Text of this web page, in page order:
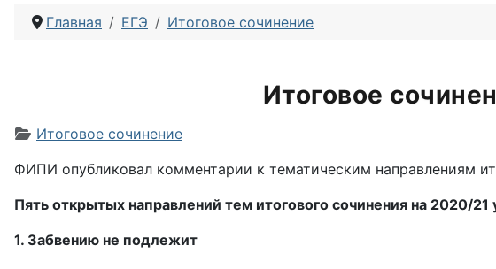
Главная ЕГЭ Итоговое сочинение
Итоговое
Информация о материале
Итоговое сочинение
ФИПИ опубликовал комментарии к тематическим направлениям
Пять открытых направлений тем итогового сочинения на 2020/21
1. Забвению не подлежит